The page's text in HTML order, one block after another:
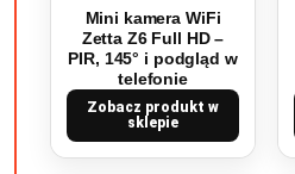
Mini kamera WiFi
Zetta Z6 Full HD –
PIR, 145° i podgląd w
telefonie
Zobacz produkt w
sklepie